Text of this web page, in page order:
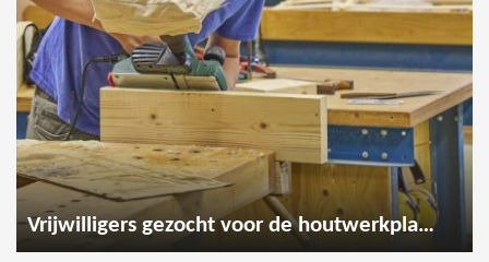
Vrijwilligers gezocht voor de houtwerkplaats